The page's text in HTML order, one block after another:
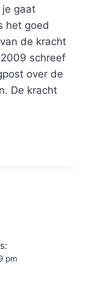
gaat
het goed
de kracht
schreef
over de
De kracht
pm